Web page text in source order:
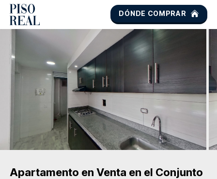
DÓNDE COMPRAR
Apartamento en Venta en el Conjunto